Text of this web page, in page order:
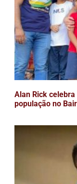
Alan Rick
população no